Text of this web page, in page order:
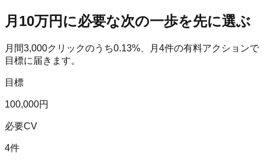
月10万円に必要な次の一歩を先に選ぶ
月間3,000クリックのうち0.13%、月 4件の有料アクションで
目標に届きます。
目標
100,000円
必要CV
4件